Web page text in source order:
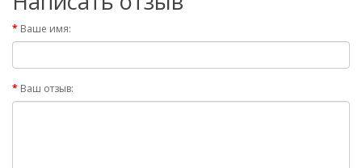
Ваше имя:
Ваш отзыв: